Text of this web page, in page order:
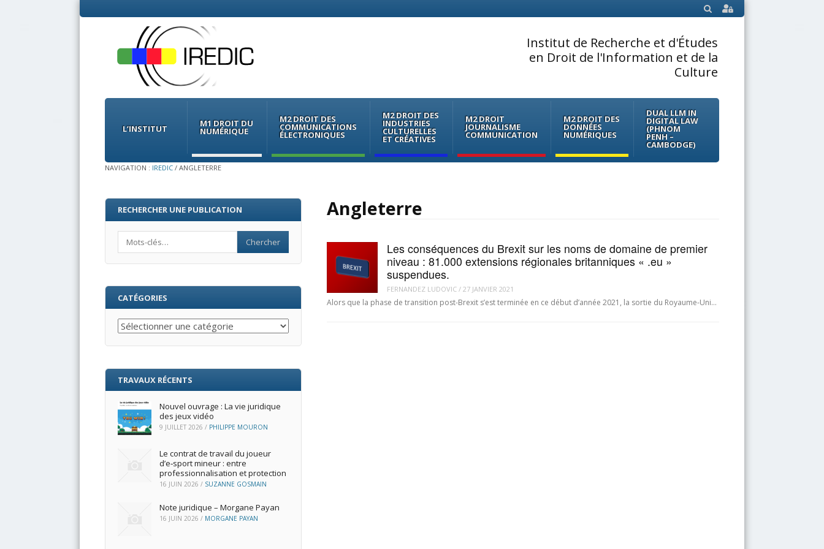
SEARCH
Institut de Recherche et d'Études
en Droit de l'Information et de la
Culture
Menu
Skip
contentL’INSTITUT M1 DROIT DU
NUMÉRIQUE
M2 DROIT DES
COMMUNICATIONS
ÉLECTRONIQUES
M2 DROIT DES
INDUSTRIES
CULTURELLES
ET CRÉATIVES
M2 DROIT
JOURNALISME
COMMUNICATION
M2 DROIT DES
DONNÉES
NUMÉRIQUES
DUAL LLM IN
DIGITAL LAW
(PHNOM
PENH –
CAMBODGE)
NAVIGATION : IREDIC / ANGLETERRE
Angleterre
Les conséquences du Brexit sur les noms de domaine de premier
niveau : 81.000 extensions régionales britanniques « .eu »
suspendues.
FERNANDEZ LUDOVIC/ 27 JANVIER 2021
Alors que la phase de transition post-Brexit s’est terminée en ce début d’année 2021, la sortie du Royaume-Uni…
RECHERCHER UNE PUBLICATION
CATÉGORIES
Catégories
TRAVAUX RÉCENTS
Nouvel ouvrage : La vie juridique
des jeux vidéo
9 JUILLET 2026 / PHILIPPE MOURON
Le contrat de travail du joueur
d’e‑sport mineur : entre
professionnalisation et protection
16 JUIN 2026 / SUZANNE GOSMAIN
Note juridique – Morgane Payan
16 JUIN 2026 / MORGANE PAYAN